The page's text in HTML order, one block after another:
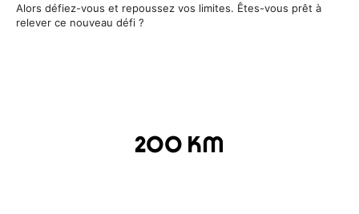
Alors défiez-vous et repoussez vos limites. Êtes-vous prêt à
relever ce nouveau défi ?
200 KM